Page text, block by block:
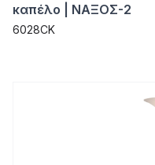
καπέλο | ΝΑΞΟΣ-2
6028CK